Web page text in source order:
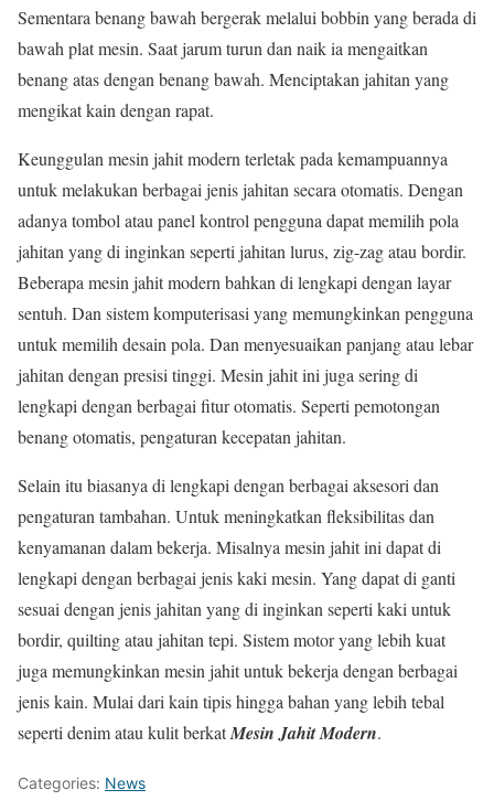
Sementara benang bawah bergerak melalui bobbin yang berada di
bawah plat mesin. Saat jarum turun dan naik ia mengaitkan
benang atas dengan benang bawah. Menciptakan jahitan yang
mengikat kain dengan rapat.
Keunggulan mesin jahit modern terletak pada kemampuannya
untuk melakukan berbagai jenis jahitan secara otomatis. Dengan
adanya tombol atau panel kontrol pengguna dapat memilih pola
jahitan yang di inginkan seperti jahitan lurus, zig-zag atau bordir.
Beberapa mesin jahit modern bahkan di lengkapi dengan layar
sentuh. Dan sistem komputerisasi yang memungkinkan pengguna
untuk memilih desain pola. Dan menyesuaikan panjang atau lebar
jahitan dengan presisi tinggi. Mesin jahit ini juga sering di
lengkapi dengan berbagai fitur otomatis. Seperti pemotongan
benang otomatis, pengaturan kecepatan jahitan.
Selain itu biasanya di lengkapi dengan berbagai aksesori dan
pengaturan tambahan. Untuk meningkatkan fleksibilitas dan
kenyamanan dalam bekerja. Misalnya mesin jahit ini dapat di
lengkapi dengan berbagai jenis kaki mesin. Yang dapat di ganti
sesuai dengan jenis jahitan yang di inginkan seperti kaki untuk
bordir, quilting atau jahitan tepi. Sistem motor yang lebih kuat
juga memungkinkan mesin jahit untuk bekerja dengan berbagai
jenis kain. Mulai dari kain tipis hingga bahan yang lebih tebal
seperti denim atau kulit berkatMesin Jahit Modern.
Categories: News